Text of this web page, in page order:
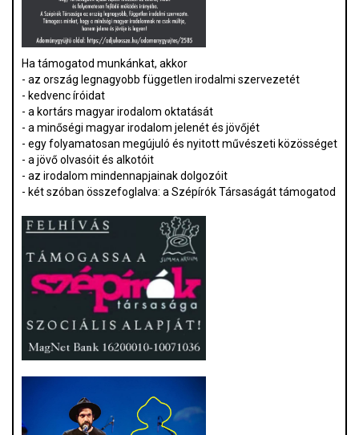
Ha támogatod munkánkat, akkor
- az ország legnagyobb független irodalmi szervezetét
- kedvenc íróidat
- a kortárs magyar irodalom oktatását
- a minőségi magyar irodalom jelenét és jövőjét
- egy folyamatosan megújuló és nyitott művészeti közösséget
- a jövő olvasóit és alkotóit
- az irodalom mindennapjainak dolgozóit
- két szóban összefoglalva: a Szépírók Társaságát támogatod